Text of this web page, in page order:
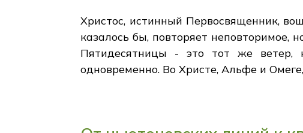
Христос, истинный Первосвященник,
казалось бы, повторяет неповторимое,
Пятидесятницы - это тот же
одновременно. Во Христе, Альфе и